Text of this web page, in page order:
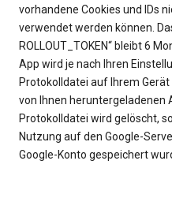
vorhandene Cookies und IDs
verwendet werden können.
ROLLOUT_TOKEN“ bleibt 6
App wird je nach Ihren
Protokolldatei auf Ihrem
von Ihnen heruntergeladenen
Protokolldatei wird gelöscht,
Nutzung auf den Google-
Google-Konto gespeichert